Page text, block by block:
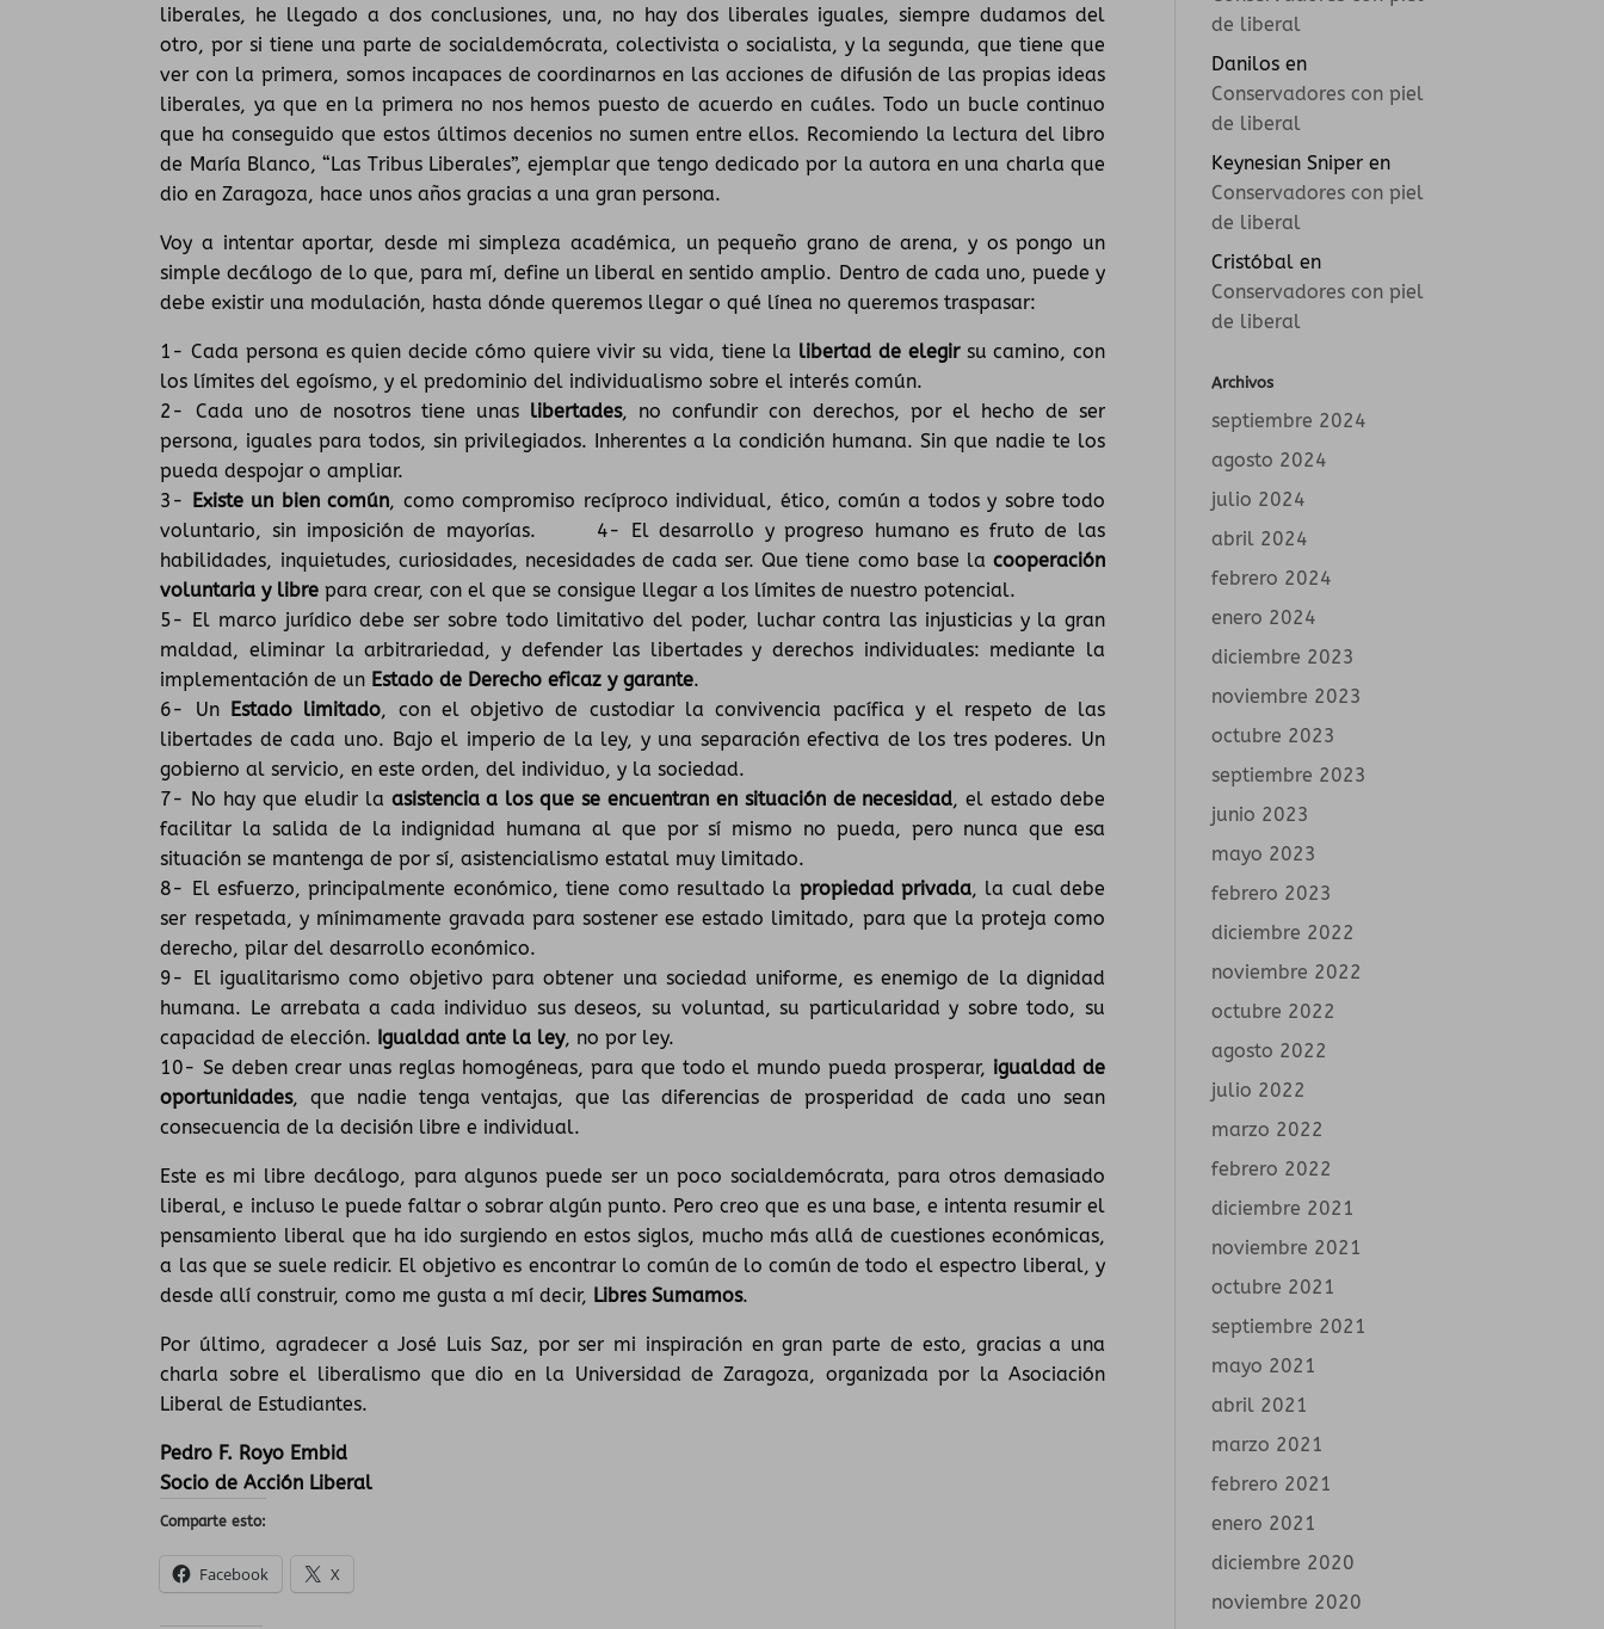
liberales, he llegado a dos conclusiones, una, no hay dos liberales iguales, siempre dudamos del
otro, por si tiene una parte de socialdemócrata, colectivista o socialista, y la segunda, que tiene que
ver con la primera, somos incapaces de coordinarnos en las acciones de difusión de las propias ideas
liberales, ya que en la primera no nos hemos puesto de acuerdo en cuáles. Todo un bucle continuo
que ha conseguido que estos últimos decenios no sumen entre ellos. Recomiendo la lectura del libro
de María Blanco, “Las Tribus Liberales”, ejemplar que tengo dedicado por la autora en una charla que
dio en Zaragoza, hace unos años gracias a una gran persona.
Voy a intentar aportar, desde mi simpleza académica, un pequeño grano de arena, y os pongo un
simple decálogo de lo que, para mí, define un liberal en sentido amplio. Dentro de cada uno, puede y
debe existir una modulación, hasta dónde queremos llegar o qué línea no queremos traspasar:
1- Cada persona es quien decide cómo quiere vivir su vida, tiene la libertad de elegir su camino, con
los límites del egoísmo, y el predominio del individualismo sobre el interés común.
2- Cada uno de nosotros tiene unas libertades, no confundir con derechos, por el hecho de ser
persona, iguales para todos, sin privilegiados. Inherentes a la condición humana. Sin que nadie te los
pueda despojar o ampliar.
3- Existe un bien común, como compromiso recíproco individual, ético, común a todos y sobre todo
voluntario, sin imposición de mayorías. 4- El desarrollo y progreso humano es fruto de las
habilidades, inquietudes, curiosidades, necesidades de cada ser. Que tiene como base lacooperación
voluntaria y libre para crear, con el que se consigue llegar a los límites de nuestro potencial.
5- El marco jurídico debe ser sobre todo limitativo del poder, luchar contra las injusticias y la gran
maldad, eliminar la arbitrariedad, y defender las libertades y derechos individuales: mediante la
implementación de un Estado de Derecho eficaz y garante.
6- Un Estado limitado, con el objetivo de custodiar la convivencia pacífica y el respeto de las
libertades de cada uno. Bajo el imperio de la ley, y una separación efectiva de los tres poderes. Un
gobierno al servicio, en este orden, del individuo, y la sociedad.
7- No hay que eludir la asistencia a los que se encuentran en situación de necesidad, el estado debe
facilitar la salida de la indignidad humana al que por sí mismo no pueda, pero nunca que esa
situación se mantenga de por sí, asistencialismo estatal muy limitado.
8- El esfuerzo, principalmente económico, tiene como resultado la propiedad privada, la cual debe
ser respetada, y mínimamente gravada para sostener ese estado limitado, para que la proteja como
derecho, pilar del desarrollo económico.
9- El igualitarismo como objetivo para obtener una sociedad uniforme, es enemigo de la dignidad
humana. Le arrebata a cada individuo sus deseos, su voluntad, su particularidad y sobre todo, su
capacidad de elección. Igualdad ante la ley, no por ley.
10- Se deben crear unas reglas homogéneas, para que todo el mundo pueda prosperar, igualdad de
oportunidades, que nadie tenga ventajas, que las diferencias de prosperidad de cada uno sean
consecuencia de la decisión libre e individual.
Este es mi libre decálogo, para algunos puede ser un poco socialdemócrata, para otros demasiado
liberal, e incluso le puede faltar o sobrar algún punto. Pero creo que es una base, e intenta resumir el
pensamiento liberal que ha ido surgiendo en estos siglos, mucho más allá de cuestiones económicas,
a las que se suele redicir. El objetivo es encontrar lo común de lo común de todo el espectro liberal, y
desde allí construir, como me gusta a mí decir, Libres Sumamos.
Por último, agradecer a José Luis Saz, por ser mi inspiración en gran parte de esto, gracias a una
charla sobre el liberalismo que dio en la Universidad de Zaragoza, organizada por la Asociación
Liberal de Estudiantes.
Pedro F. Royo Embid
Socio de Acción Liberal
Comparte esto:
Facebook X
de liberal
Danilos en
Conservadores con piel
de liberal
Keynesian Sniper en
Conservadores con piel
de liberal
Cristóbal en
Conservadores con piel
de liberal
Archivos
septiembre 2024
agosto 2024
julio 2024
abril 2024
febrero 2024
enero 2024
diciembre 2023
noviembre 2023
octubre 2023
septiembre 2023
junio 2023
mayo 2023
febrero 2023
diciembre 2022
noviembre 2022
octubre 2022
agosto 2022
julio 2022
marzo 2022
febrero 2022
diciembre 2021
noviembre 2021
octubre 2021
septiembre 2021
mayo 2021
abril 2021
marzo 2021
febrero 2021
enero 2021
diciembre 2020
noviembre 2020